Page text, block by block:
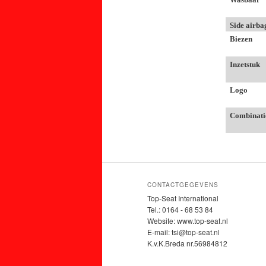
Side
Biezen
Inzetstuk
Logo
CONTACTGEGEVENS
Top-Seat International
Tel.: 0164 - 68 53 84
Website: www.top-seat.nl
E-mail: tsi@top-seat.nl
K.v.K.Breda nr.56984812